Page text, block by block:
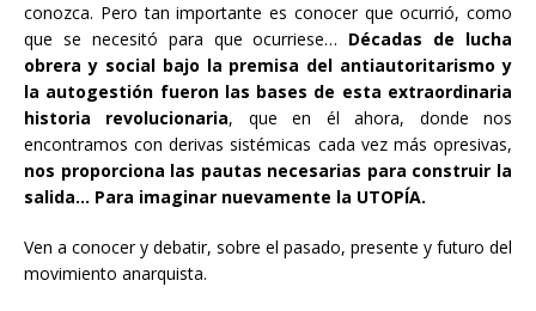
conozca. Pero tan importante es conocer que ocurrió, como
que se necesitó para que ocurriese… Décadas de lucha
obrera y social bajo la premisa del antiautoritarismo y
la autogestión fueron las bases de esta extraordinaria
historia revolucionaria, que en él ahora, donde nos
encontramos con derivas sistémicas cada vez más opresivas,
nos proporciona las pautas necesarias para construir la
salida… Para imaginar nuevamente la UTOPÍA.
Ven a conocer y debatir, sobre el pasado, presente y futuro del
movimiento anarquista.